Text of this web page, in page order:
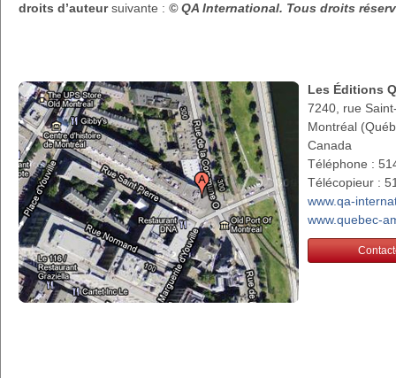
droits d’auteursuivante : © QA International. Tous droits
Les Éditions
7240, rue
Montréal
Canada
Téléphone :
Télécopieur :
www.qa-
www.quebec-